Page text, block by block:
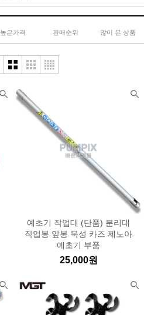
높은가격 판매순위 많이 본 상품
예초기 작업대 (단품) 분리대
작업봉 앞봉 북성 카즈 제노아
예초기 부품
25,000원